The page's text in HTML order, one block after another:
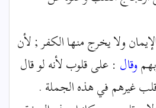
ولا يخرج منها الكفر ; لأن
وقال : على قلوب لأنه لو قال
غيرهم في هذه الجملة .